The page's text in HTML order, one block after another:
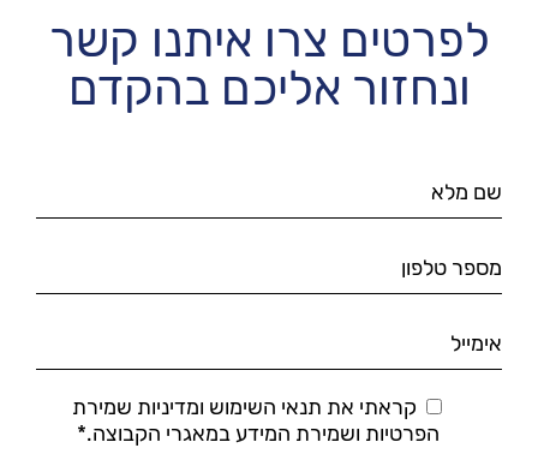
לפרטים צרו איתנו קשר
ונחזור אליכם בהקדם
קראתי את תנאי השימוש ומדיניות שמירת
הפרטיות ושמירת המידע במאגרי הקבוצה.*